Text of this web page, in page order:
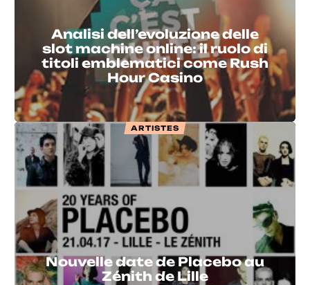
Analisi dell’evoluzione delle
slot machine online: il ruolo di
titoli emblematici come Rush
Hour Casino
ARTISTES
Nouvelle date de Placebo au
Zénith de Lille